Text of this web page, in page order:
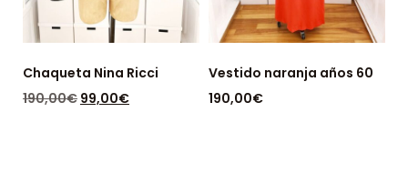
Chaqueta Nina Ricci
190,00€ 99,00€
Vestido naranja años 60
190,00€